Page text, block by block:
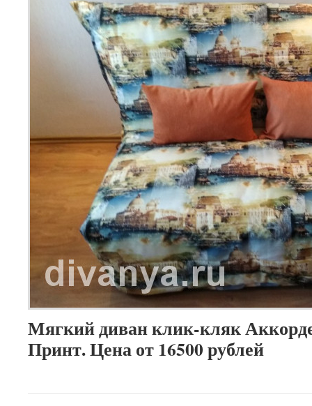
Мягкий диван клик-кляк
Принт. Цена от 16500 рублей